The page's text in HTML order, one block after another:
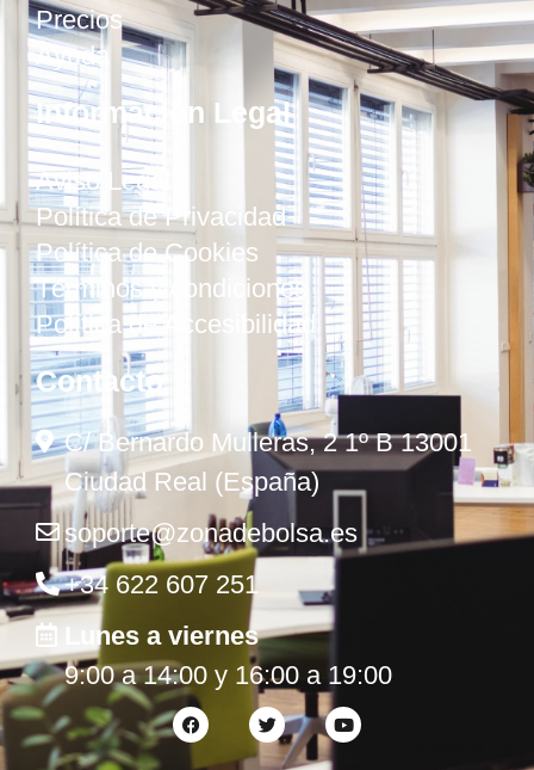
Precios
Ayuda
Información Legal
Aviso Legal
Política de Privacidad
Política de Cookies
Términos y condiciones
Política de Accesibilidad
Contacto
C/ Bernardo Mulleras, 2 1º B 13001
Ciudad Real (España)
soporte@zonadebolsa.es
+34 622 607 251
Lunes a viernes
9:00 a 14:00 y 16:00 a 19:00